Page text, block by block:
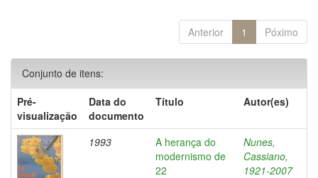
Anterior 1 Póximo
Conjunto de itens:
Pré-
visualização
Data do
documento
Título Autor(es)
1993
A herança do
modernismo de
22
Nunes,
Cassiano,
1921-2007